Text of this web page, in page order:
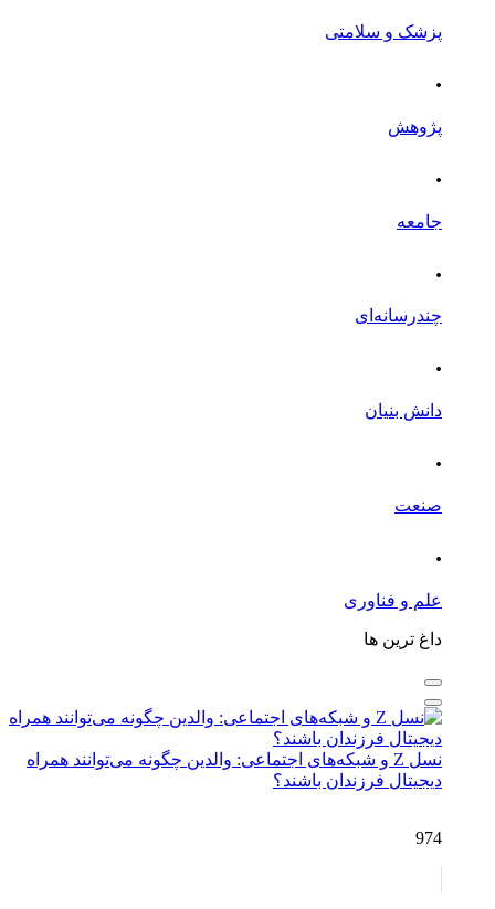
پزشک و سلامتی
.
پژوهش
.
جامعه
.
چندرسانه‌ای
.
دانش بنیان
.
صنعت
.
علم و فناوری
داغ ترین ها
نسل Z و شبکه‌های اجتماعی: والدین چگونه می‌توانند همراه
دیجیتال فرزندان باشند؟
974